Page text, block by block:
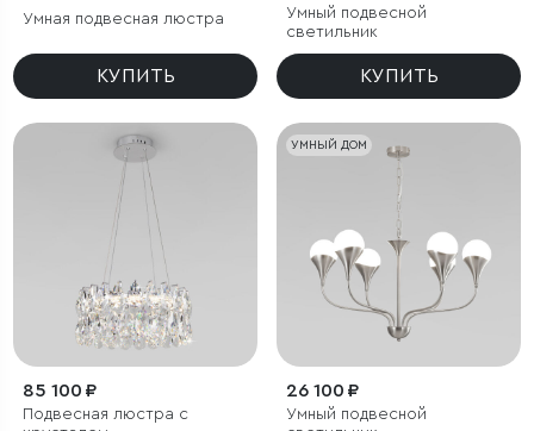
Умная подвесная люстра
КУПИТЬ
Умный подвесной
светильник
КУПИТЬ
85 100 ₽
Подвесная люстра с
УМНЫЙ ДОМ
26 100 ₽
Умный подвесной